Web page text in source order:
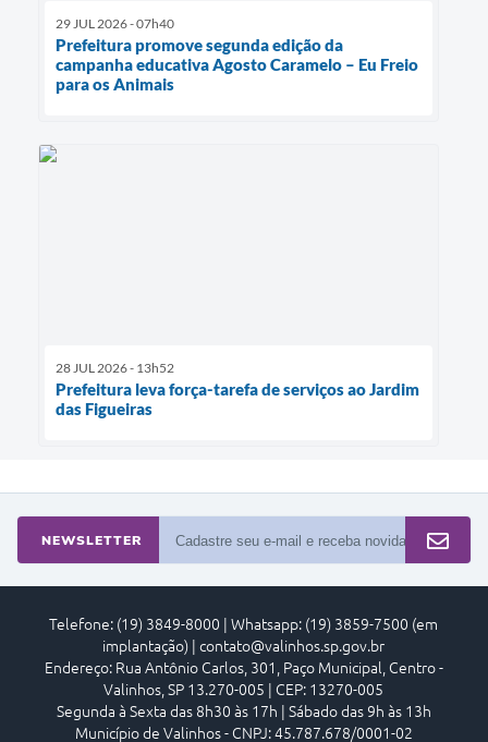
29 JUL 2026 - 07h40
Prefeitura promove segunda edição da
campanha educativa Agosto Caramelo – Eu Freio
para os Animais
28 JUL 2026 - 13h52
Prefeitura leva força-tarefa de serviços ao Jardim
das Figueiras
NEWSLETTER
Telefone: (19) 3849-8000 | Whatsapp: (19) 3859-7500 (em
implantação) | contato@valinhos.sp.gov.br
Endereço: Rua Antônio Carlos, 301, Paço Municipal, Centro -
Valinhos, SP 13.270-005 | CEP: 13270-005
Segunda à Sexta das 8h30 às 17h | Sábado das 9h às 13h
Município de Valinhos - CNPJ: 45.787.678/0001-02